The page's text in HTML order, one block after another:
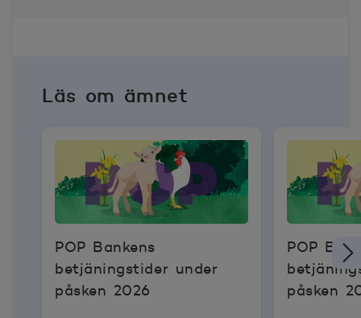
Läs om ämnet
POP Bankens
betjäningstider under
påsken 2026
POP
påsken